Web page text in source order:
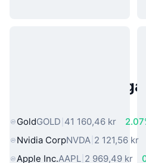
Populära
GoldGOLD 41 160,46 kr
Nvidia CorpNVDA 2 121,56 kr
Apple Inc.AAPL 2 969,49 kr